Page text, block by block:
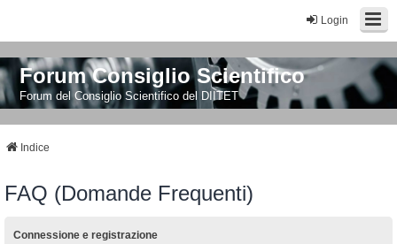
Login
Forum Consiglio Scientifico
Forum del Consiglio Scientifico del DIITET
Indice
FAQ (Domande Frequenti)
Connessione e registrazione